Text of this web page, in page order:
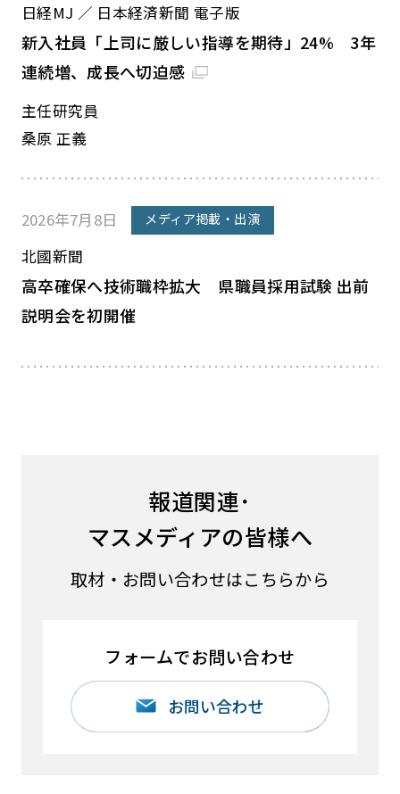
日経MJ ／ 日本経済新聞 電子版
新入社員「上司に厳しい指導を期待」24% 3年
連続増、成長へ切迫感
主任研究員
桑原 正義
2026年7月8日 メディア掲載・出演
北國新聞
高卒確保へ技術職枠拡大 県職員採用試験 出前
説明会を初開催
報道関連･
マスメディアの皆様へ
取材・お問い合わせはこちらから
フォームでお問い合わせ
お問い合わせ